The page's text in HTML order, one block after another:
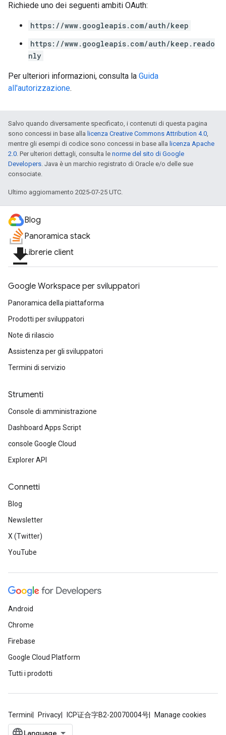
Richiede uno dei seguenti ambiti OAuth:
https://www.googleapis.com/auth/keep
https://www.googleapis.com/auth/keep.reado
nly
Per ulteriori informazioni, consulta la Guida
all'autorizzazione.
Salvo quando diversamente specificato, i contenuti di questa pagina
sono concessi in base alla licenza Creative Commons Attribution 4.0,
mentre gli esempi di codice sono concessi in base alla licenza Apache
2.0. Per ulteriori dettagli, consulta le norme del sito di Google
Developers. Java è un marchio registrato di Oracle e/o delle sue
consociate.
Ultimo aggiornamento 2025-07-25 UTC.
Blog
Panoramica stack
file_downloadLibrerie client
Google Workspace per sviluppatori
Panoramica della piattaforma
Prodotti per sviluppatori
Note di rilascio
Assistenza per gli sviluppatori
Termini di servizio
Strumenti
Console di amministrazione
Dashboard Apps Script
console Google Cloud
Explorer API
Connetti
Blog
Newsletter
X (Twitter)
YouTube
Android
Chrome
Firebase
Google Cloud Platform
Tutti i prodotti
Termini Privacy ICP证合字B2-20070004号 Manage cookies